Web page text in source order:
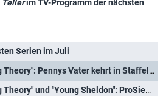
Tellerim TV-Programm der nächsten
Serien im Juli
"The Big Bang Theory": Pennys Vater kehrt in Staffel zwölf zurück
"The Big Bang Theory" und "Young Sheldon": ProSieben kündigt neue Folgen an